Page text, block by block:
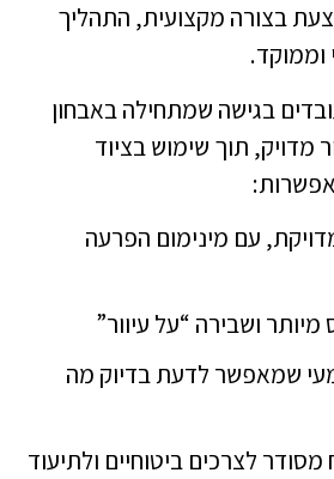
בצורה מקצועית, התהליך
וממוקד.
בגישה שמתחילה באבחון
מדויק, תוך שימוש בציוד
עם מינימום הפרעה
ושבירה “על עיוור”
שמאפשר לדעת בדיוק מה
לצרכים ביטוחיים ולתיעוד